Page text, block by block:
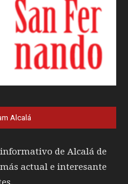
Alcalá
de Alcalá de
actual e interesante